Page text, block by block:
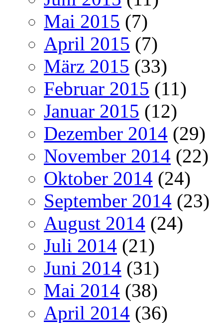
Mai 2015 (7)
April 2015 (7)
März 2015 (33)
Februar 2015 (11)
Januar 2015 (12)
Dezember 2014 (29)
November 2014 (22)
Oktober 2014 (24)
September 2014 (23)
August 2014 (24)
Juli 2014 (21)
Juni 2014 (31)
Mai 2014 (38)
April 2014 (36)